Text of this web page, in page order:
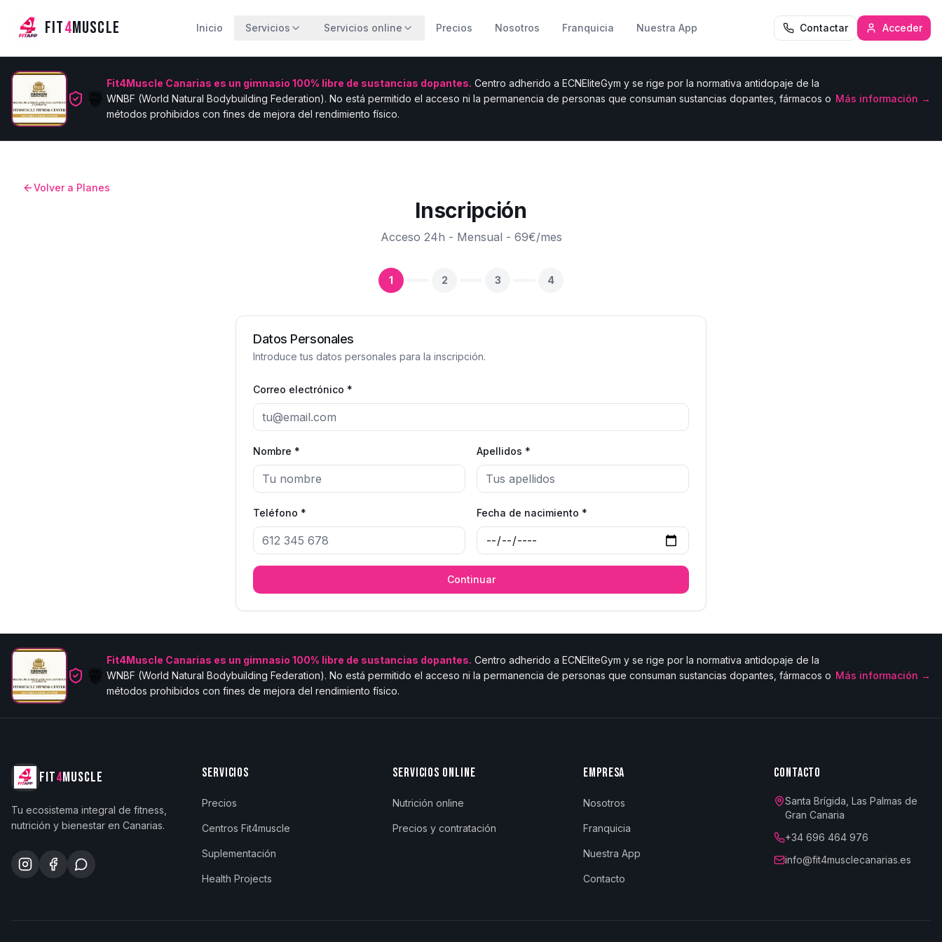
FIT4MUSCLE Inicio Servicios Servicios online Precios Nosotros Franquicia Nuestra App Contactar Acceder
Fit4Muscle Canarias es un gimnasio 100% libre de sustancias dopantes. Centro adherido a ECNEliteGym y se rige por la normativa antidopaje de la
WNBF (World Natural Bodybuilding Federation). No está permitido el acceso ni la permanencia de personas que consuman sustancias dopantes, fármacos o
métodos prohibidos con fines de mejora del rendimiento físico.
Más información →
Volver a Planes
Inscripción
Acceso 24h - Mensual - 69€/mes
1 2 3 4
Datos Personales
Introduce tus datos personales para la inscripción.
Correo electrónico *
Nombre * Apellidos *
Teléfono * Fecha de nacimiento *
Continuar
Fit4Muscle Canarias es un gimnasio 100% libre de sustancias dopantes. Centro adherido a ECNEliteGym y se rige por la normativa antidopaje de la
WNBF (World Natural Bodybuilding Federation). No está permitido el acceso ni la permanencia de personas que consuman sustancias dopantes, fármacos o
métodos prohibidos con fines de mejora del rendimiento físico.
Más información →
FIT4MUSCLE
Tu ecosistema integral de fitness,
nutrición y bienestar en Canarias.
SERVICIOS
Precios
Centros Fit4muscle
Suplementación
Health Projects
SERVICIOS ONLINE
Nutrición online
Precios y contratación
EMPRESA
Nosotros
Franquicia
Nuestra App
Contacto
CONTACTO
Santa Brígida, Las Palmas de
Gran Canaria
+34 696 464 976
info@fit4musclecanarias.es